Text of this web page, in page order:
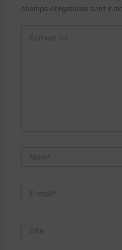
champs obligatoires sont
ici…
mail*